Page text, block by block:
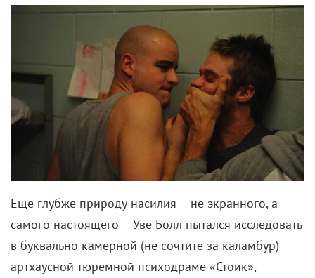
Еще глубже природу насилия – не экранного, а
самого настоящего – Уве Болл пытался исследовать
в буквально камерной (не сочтите за каламбур)
артхаусной тюремной психодраме «Стоик»,